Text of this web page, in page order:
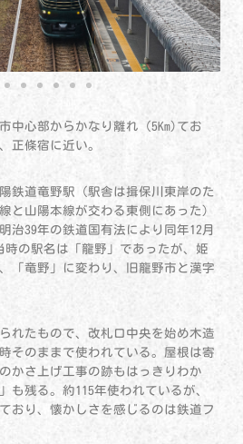
中心部からかなり離れ（5Km)てお
正條宿に近い。
鉄道竜野駅（駅舎は揖保川東岸のた
と山陽本線が交わる東側にあった）
治39年の鉄道国有法により同年12月
時の駅名は「龍野」であったが、姫
「竜野」に変わり、旧龍野市と漢字
れたもので、改札口中央を始め木造
そのままで使われている。屋根は寄
かさ上げ工事の跡もはっきりわか
も残る。約115年使われているが、
おり、懐かしさを感じるのは鉄道フ